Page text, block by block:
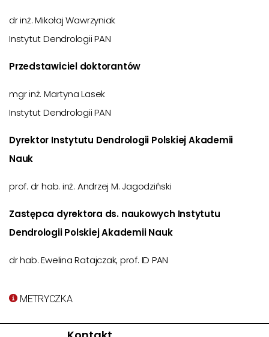
dr inż. Mikołaj Wawrzyniak
Instytut Dendrologii PAN
Przedstawiciel doktorantów
mgr inż. Martyna Lasek
Instytut Dendrologii PAN
Dyrektor Instytutu Dendrologii Polskiej Akademii
Nauk
prof. dr hab. inż. Andrzej M. Jagodziński
Zastępca dyrektora ds. naukowych Instytutu
Dendrologii Polskiej Akademii Nauk
dr hab. Ewelina Ratajczak, prof. ID PAN
METRYCZKA